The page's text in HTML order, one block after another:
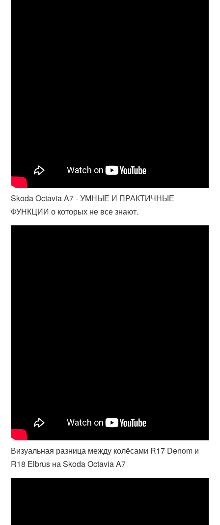
Skoda Octavia A7 - УМНЫЕ И ПРАКТИЧНЫЕ
ФУНКЦИИ о которых не все знают.
Визуальная разница между колёсами R17 Denom и
R18 Elbrus на Skoda Octavia A7